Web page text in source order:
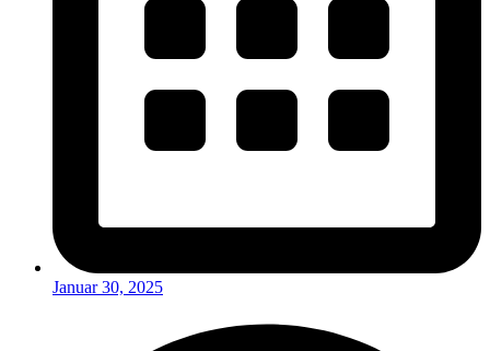
Januar 30, 2025